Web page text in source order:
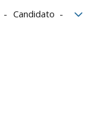
Candidato